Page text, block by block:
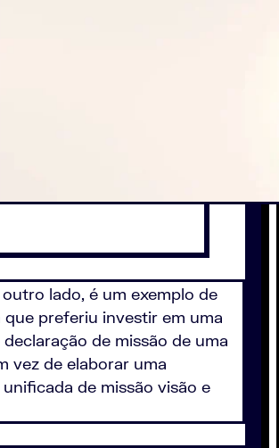
lado, é um exemplo de
que preferiu investir em uma
de missão de uma
vez de elaborar uma
de missão visão e